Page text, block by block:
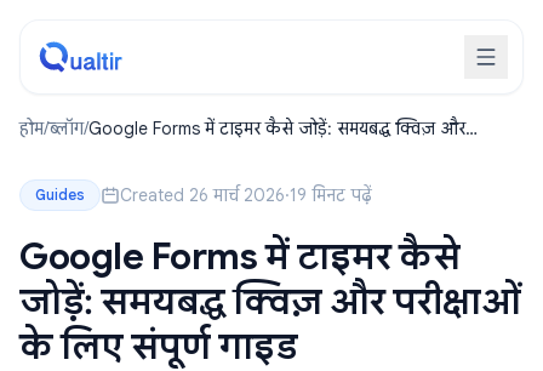
होम/ब्लॉग/Google Forms में टाइमर कैसे जोड़ें: समयबद्ध क्विज़ और
Guides Created 26 मार्च 2026·19 मिनट पढ़ें
Google Forms में टाइमर कैसे
जोड़ें: समयबद्ध क्विज़ और परीक्षाओं
के लिए संपूर्ण गाइड